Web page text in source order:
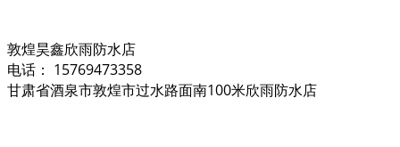
敦煌昊鑫欣雨防水店
电话： 15769473358
甘肃省酒泉市敦煌市过水路面南100米欣雨防水店